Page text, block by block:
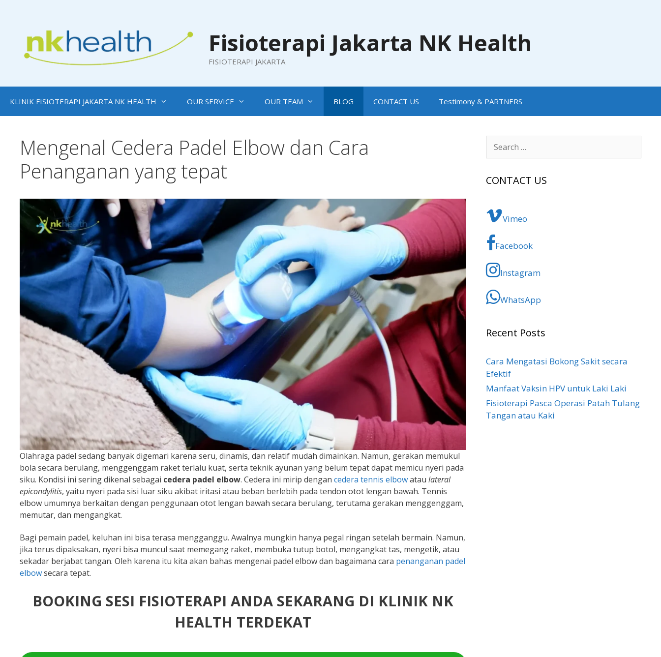
Fisioterapi Jakarta NK Health
FISIOTERAPI JAKARTA
KLINIK FISIOTERAPI JAKARTA NK HEALTH OUR SERVICE OUR TEAM BLOG CONTACT US Testimony & PARTNERS
Mengenal Cedera Padel Elbow dan Cara
Penanganan yang tepat
Olahraga padel sedang banyak digemari karena seru, dinamis, dan relatif mudah dimainkan. Namun, gerakan memukul
bola secara berulang, menggenggam raket terlalu kuat, serta teknik ayunan yang belum tepat dapat memicu nyeri pada
siku. Kondisi ini sering dikenal sebagai cedera padel elbow. Cedera ini mirip dengan cedera tennis elbowatau lateral
epicondylitis, yaitu nyeri pada sisi luar siku akibat iritasi atau beban berlebih pada tendon otot lengan bawah. Tennis
elbow umumnya berkaitan dengan penggunaan otot lengan bawah secara berulang, terutama gerakan menggenggam,
memutar, dan mengangkat.
Bagi pemain padel, keluhan ini bisa terasa mengganggu. Awalnya mungkin hanya pegal ringan setelah bermain. Namun,
jika terus dipaksakan, nyeri bisa muncul saat memegang raket, membuka tutup botol, mengangkat tas, mengetik, atau
sekadar berjabat tangan. Oleh karena itu kita akan bahas mengenai padel elbow dan bagaimana cara penanganan padel
elbowsecara tepat.
BOOKING SESI FISIOTERAPI ANDA SEKARANG DI KLINIK NK
HEALTH TERDEKAT
Search
for:
CONTACT US
Vimeo
Facebook
Instagram
WhatsApp
Recent Posts
Cara Mengatasi Bokong Sakit​ secara
Efektif
Manfaat Vaksin HPV untuk Laki Laki
Fisioterapi Pasca Operasi Patah Tulang
Tangan atau Kaki